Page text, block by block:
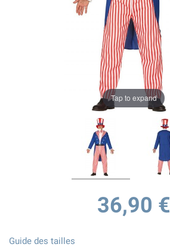
Tap to expand
36,90 €
Guide des tailles